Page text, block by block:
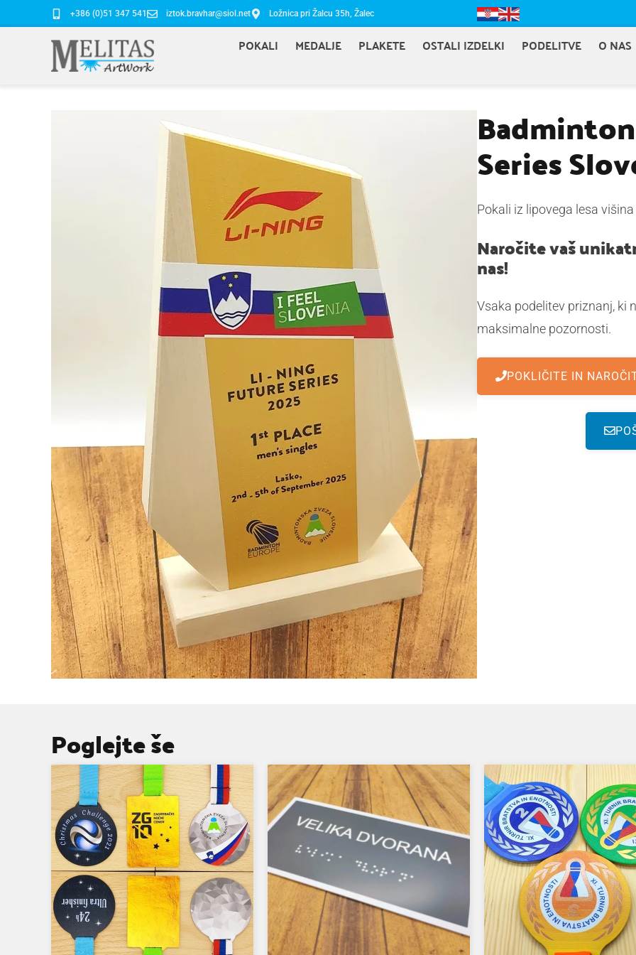
+386 (0)51 347 541 iztok.bravhar@siol.net Ložnica pri Žalcu 35h, Žalec
POKALI MEDALJE PLAKETE OSTALI IZDELKI PODELITVE O NAS
Series
Pokali iz lipovega lesa
Naročite vaš
nas!
Vsaka podelitev priznanj, ki
maksimalne pozornosti.
POKLIČITE IN
Poglejte še